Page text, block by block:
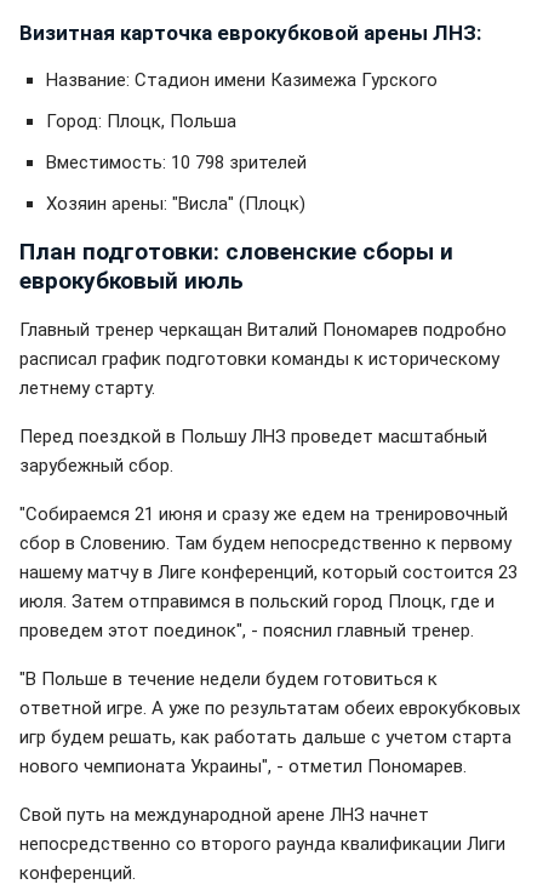
Визитная карточка еврокубковой арены ЛНЗ:
Название: Стадион имени Казимежа Гурского
Город: Плоцк, Польша
Вместимость: 10 798 зрителей
Хозяин арены: "Висла" (Плоцк)
План подготовки: словенские сборы и
еврокубковый июль
Главный тренер черкащан Виталий Пономарев подробно
расписал график подготовки команды к историческому
летнему старту.
Перед поездкой в Польшу ЛНЗ проведет масштабный
зарубежный сбор.
"Собираемся 21 июня и сразу же едем на тренировочный
сбор в Словению. Там будем непосредственно к первому
нашему матчу в Лиге конференций, который состоится 23
июля. Затем отправимся в польский город Плоцк, где и
проведем этот поединок", - пояснил главный тренер.
"В Польше в течение недели будем готовиться к
ответной игре. А уже по результатам обеих еврокубковых
игр будем решать, как работать дальше с учетом старта
нового чемпионата Украины", - отметил Пономарев.
Свой путь на международной арене ЛНЗ начнет
непосредственно со второго раунда квалификации Лиги
конференций.